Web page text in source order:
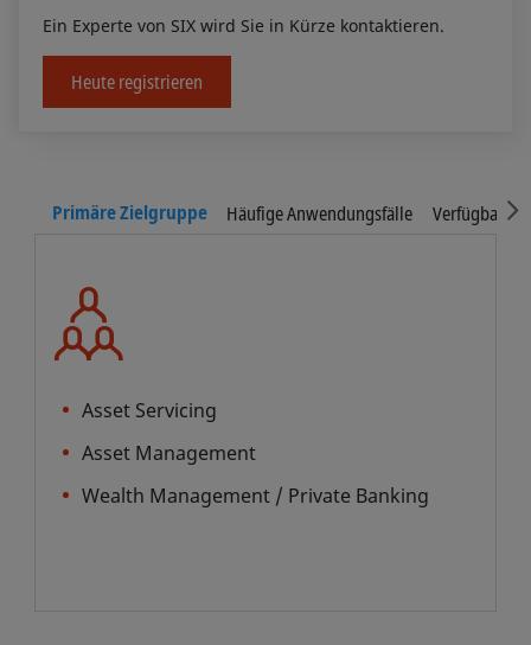
Ein Experte von SIX wird Sie in Kürze kontaktieren.
Heute registrieren
Primäre Zielgruppe Häufige Anwendungsfälle Verfügbare
Asset Servicing
Asset Management
Wealth Management / Private Banking